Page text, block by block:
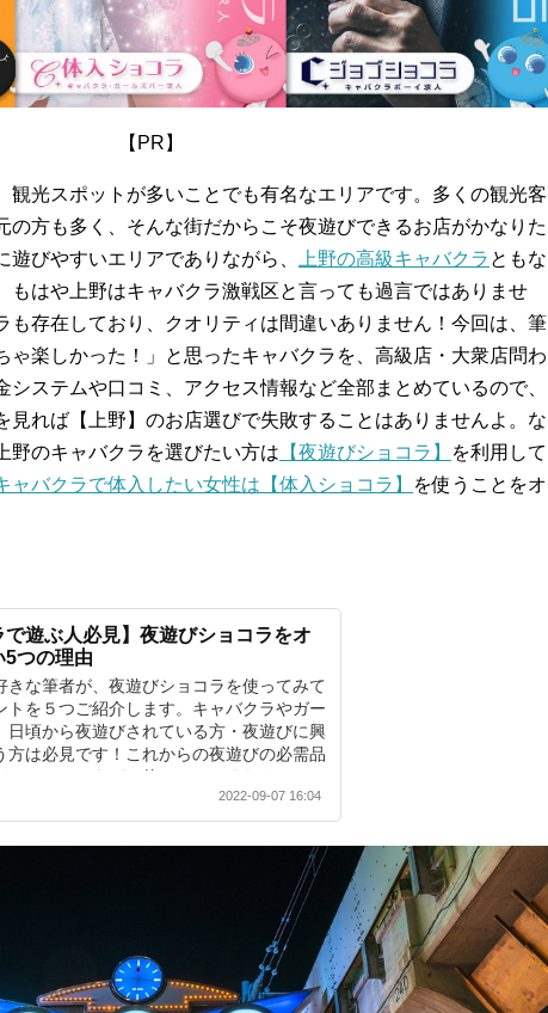
【PR】
観光スポットが多いことでも有名なエリアです。多くの観光客
の方も多く、そんな街だからこそ夜遊びできるお店がかなりた
遊びやすいエリアでありながら、
上野の高級キャバクラ ともな
もはや上野はキャバクラ激戦区と言っても過言ではありませ
も存在しており、クオリティは間違いありません！今回は、筆
ゃ楽しかった！」と思ったキャバクラを、高級店・大衆店問わ
ステムや口コミ、アクセス情報など全部まとめているので、
見れば【上野】のお店選びで失敗することはありませんよ。な
野のキャバクラを選びたい方は 【夜遊びショコラ】
を利用して
ャバクラで体入したい女性は【体入ショコラ】
を使うことをオ
で遊ぶ人必見】夜遊びショコラをオ
5つの理由
きな筆者が、夜遊びショコラを使ってみて
トを５つご紹介します。キャバクラやガー
日頃から夜遊びされている方・夜遊びに興
方は必見です！これからの夜遊びの必需品
ショコラ」をぜひ使ってみてください。
2022-09-07 16:04